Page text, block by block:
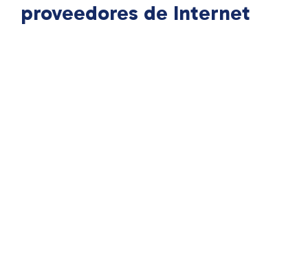
proveedores de Internet